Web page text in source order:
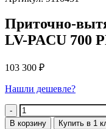
Приточно-
LV-PACU 700
103 300 ₽
Нашли дешевле?
Количество
В корзину Купить в 1